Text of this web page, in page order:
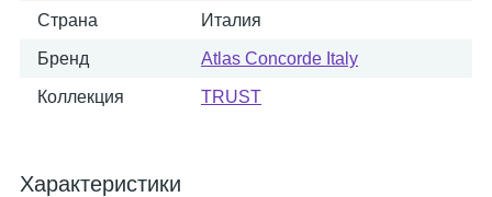
Страна Италия
Бренд Atlas Concorde Italy
Коллекция TRUST
Характеристики